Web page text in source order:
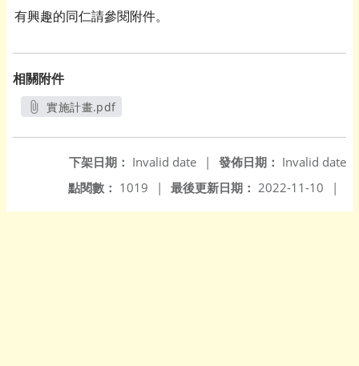
有興趣的同仁請參閱附件。
相關附件
實施計畫.pdf
發佈日期： Invalid date
下架日期： Invalid date
|
最後更新日期： 2022-11-10 |
點閱數： 1019 |